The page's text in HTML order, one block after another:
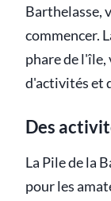
Barthelasse,
commencer.
phare de
d'activités et
Des
La Pile de la
pour les